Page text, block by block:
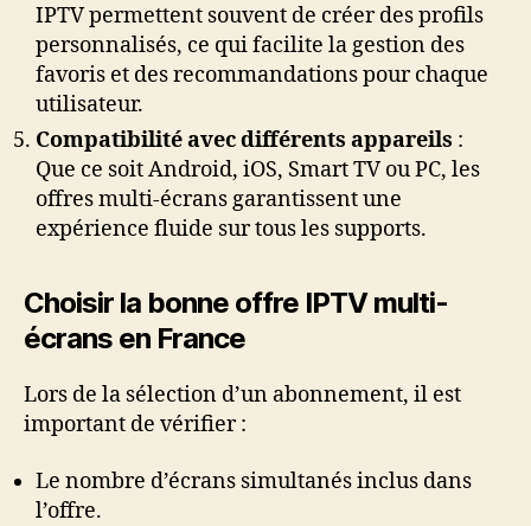
IPTV permettent souvent de créer des profils
personnalisés, ce qui facilite la gestion des
favoris et des recommandations pour chaque
utilisateur.
Compatibilité avec différents appareils :
Que ce soit Android, iOS, Smart TV ou PC, les
offres multi-écrans garantissent une
expérience fluide sur tous les supports.
Choisir la bonne offre IPTV multi-
écrans en France
Lors de la sélection d’un abonnement, il est
important de vérifier :
Le nombre d’écrans simultanés inclus dans
l’offre.